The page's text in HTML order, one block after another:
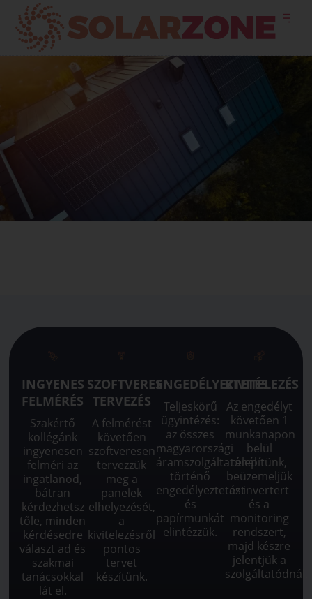
info@solarzone.hu
INGYENES
FELMÉRÉS
Szakértő
kollégánk
ingyenesen
felméri az
ingatlanod,
bátran
kérdezhetsz
tőle, minden
kérdésedre
választ ad és
szakmai
tanácsokkal
lát el.
SZOFTVERES
TERVEZÉS
A felmérést
követően
szoftveresen
tervezzük
meg a
panelek
elhelyezését,
a
kivitelezésről
pontos
tervet
készítünk.
ENGEDÉLYEZTETÉS
Teljeskörű
ügyintézés:
az összes
magyarországi
áramszolgáltatónál
történő
engedélyeztetést
és
papírmunkát
elintézzük.
KIVITELEZÉS
Az engedélyt
követően 1
munkanapon
belül
telepítünk,
beüzemeljük
az invertert
és a
monitoring
rendszert,
majd készre
jelentjük a
szolgáltatódnál.